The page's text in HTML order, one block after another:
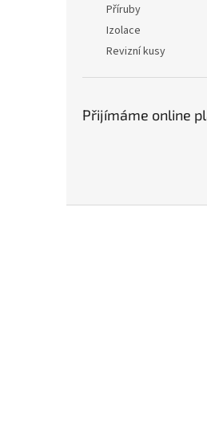
Příruby
Izolace
Revizní kusy
Přijímáme online